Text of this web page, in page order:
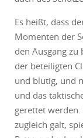
Es heißt, dass
Momenten der
den Ausgang
der beteiligten
und blutig, und
und das
gerettet
zugleich galt,